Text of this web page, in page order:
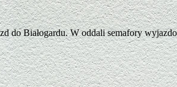
do Białogardu. W oddali semafory